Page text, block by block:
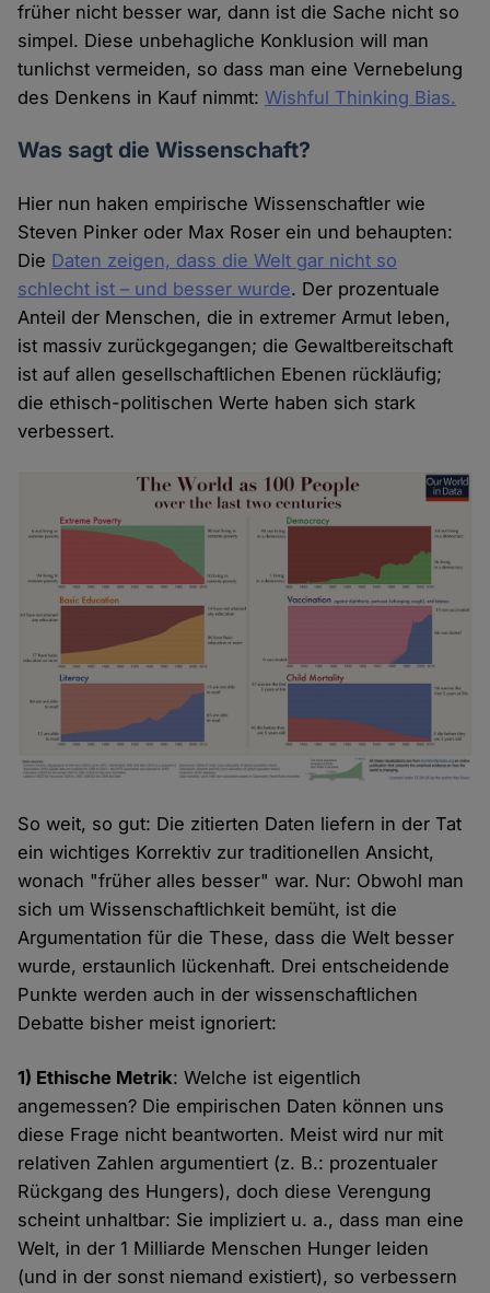
früher nicht besser war, dann ist die Sache nicht so
simpel. Diese unbehagliche Konklusion will man
tunlichst vermeiden, so dass man eine Vernebelung
des Denkens in Kauf nimmt:Wishful Thinking Bias.
Was sagt die Wissenschaft?
Hier nun haken empirische Wissenschaftler wie
Steven Pinker oder Max Roser ein und behaupten:
Die Daten zeigen, dass die Welt gar nicht so
schlecht ist – und besser wurde. Der prozentuale
Anteil der Menschen, die in extremer Armut leben,
ist massiv zurückgegangen; die Gewaltbereitschaft
ist auf allen gesellschaftlichen Ebenen rückläufig;
die ethisch-politischen Werte haben sich stark
verbessert.
So weit, so gut: Die zitierten Daten liefern in der Tat
ein wichtiges Korrektiv zur traditionellen Ansicht,
wonach "früher alles besser" war. Nur: Obwohl man
sich um Wissenschaftlichkeit bemüht, ist die
Argumentation für die These, dass die Welt besser
wurde, erstaunlich lückenhaft. Drei entscheidende
Punkte werden auch in der wissenschaftlichen
Debatte bisher meist ignoriert:
1) Ethische Metrik: Welche ist eigentlich
angemessen? Die empirischen Daten können uns
diese Frage nicht beantworten. Meist wird nur mit
relativen Zahlen argumentiert (z. B.: prozentualer
Rückgang des Hungers), doch diese Verengung
scheint unhaltbar: Sie impliziert u. a., dass man eine
Welt, in der 1 Milliarde Menschen Hunger leiden
(und in der sonst niemand existiert), so verbessern